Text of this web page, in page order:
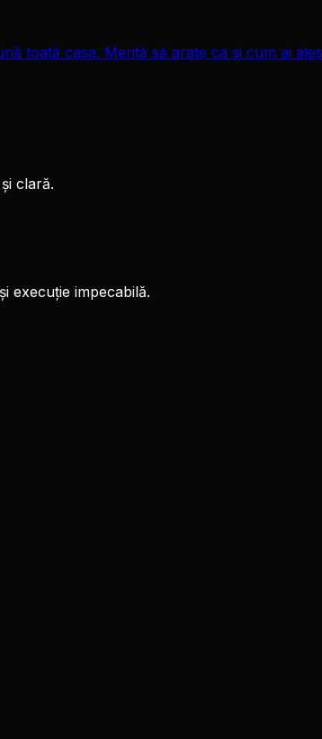
toată casa. Merită să arate ca și cum ai
clară.
execuție impecabilă.